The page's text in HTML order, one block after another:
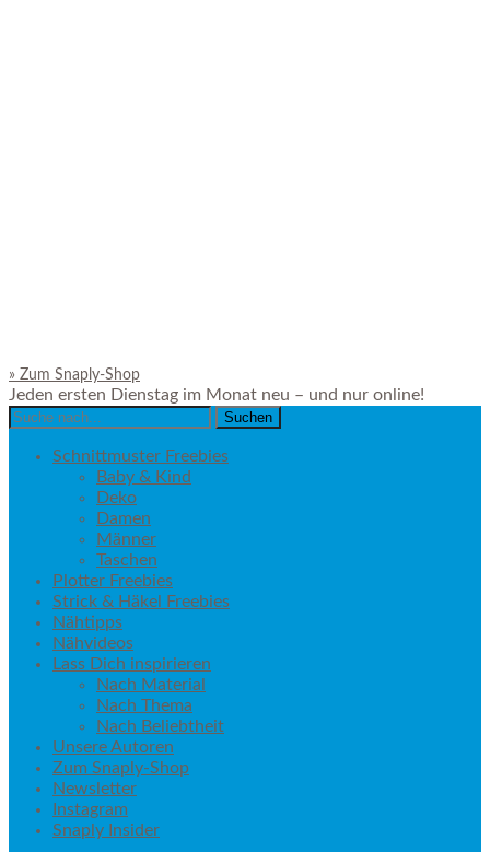
» Zum Snaply-Shop
Jeden ersten Dienstag im Monat neu – und nur online!
Search
Schnittmuster Freebies
Baby & Kind
Deko
Damen
Männer
Taschen
Plotter Freebies
Strick & Häkel Freebies
Nähtipps
Nähvideos
Lass Dich inspirieren
Nach Material
Nach Thema
Nach Beliebtheit
Unsere Autoren
Zum Snaply-Shop
Newsletter
Instagram
Snaply Insider